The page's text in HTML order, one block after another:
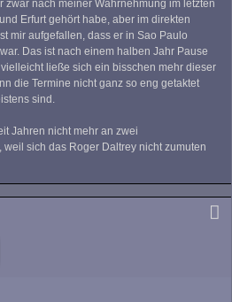
zwar nach meiner Wahrnehmung im letzten
Erfurt gehört habe, aber im direkten
mir aufgefallen, dass er in Sao Paulo
Das ist nach einem halben Jahr Pause
ließe sich ein bisschen mehr dieser
die Termine nicht ganz so eng getaktet
sind.
Jahren nicht mehr an zwei
sich das Roger Daltrey nicht zumuten